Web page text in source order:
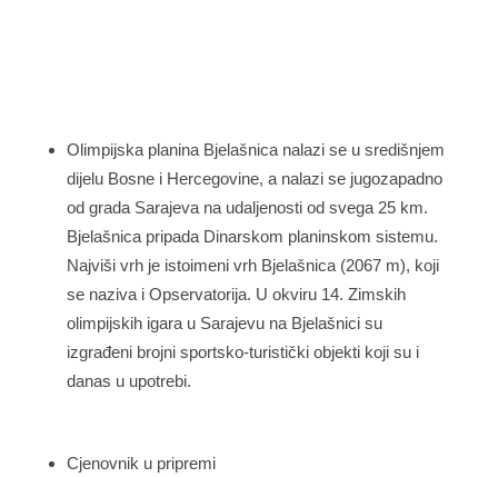
Olimpijska planina Bjelašnica nalazi se u središnjem
dijelu Bosne i Hercegovine, a nalazi se jugozapadno
od grada Sarajeva na udaljenosti od svega 25 km.
Bjelašnica pripada Dinarskom planinskom sistemu.
Najviši vrh je istoimeni vrh Bjelašnica (2067 m), koji
se naziva i Opservatorija. U okviru 14. Zimskih
olimpijskih igara u Sarajevu na Bjelašnici su
izgrađeni brojni sportsko-turistički objekti koji su i
danas u upotrebi.
Cjenovnik u pripremi